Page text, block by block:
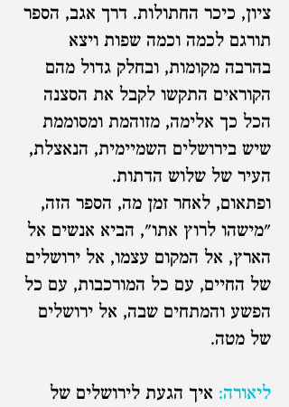
ציון, כיכר החתולות. דרך אגב, הספר
תורגם לכמה וכמה שפות ויצא
בהרבה מקומות, ובחלק גדול מהם
הקוראים התקשו לקבל את הסצנה
הכל כך אלימה, מזוהמת ומסוממת
שיש בירושלים השמיימית, הנאצלת,
העיר של שלוש הדתות.
ופתאום, לאחר זמן מה, הספר הזה,
"מישהו לרוץ אתו", הביא אנשים אל
הארץ, אל המקום עצמו, אל ירושלים
של החיים, עם כל המורכבות, עם כל
הפשע והמתחים שבה, אל ירושלים
של מטה.
ליאורה: איך הגעת לירושלים של